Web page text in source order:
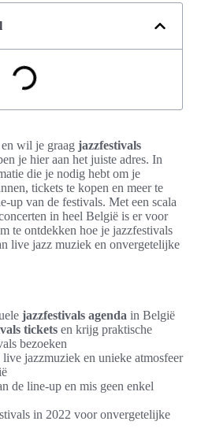
wil je graag jazzfestivals
je hier aan het juiste adres. In
die je nodig hebt om je
tickets te kopen en meer te
up van de festivals. Met een scala
in heel België is er voor
te ontdekken hoe je jazzfestivals
live jazz muziek en onvergetelijke
jazzfestivals agenda in België
tickets en krijg praktische
bezoeken
jazzmuziek en unieke atmosfeer
de line-up en mis geen enkel
in 2022 voor onvergetelijke